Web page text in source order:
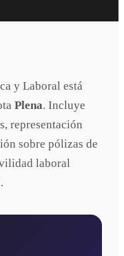
y Laboral está
Plena. Incluye
representación
sobre pólizas de
laboral